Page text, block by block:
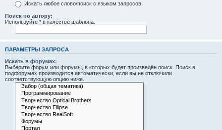
Искать любое слово/поиск с языком запросов
Поиск по автору:
Используйте * в качестве шаблона.
ПАРАМЕТРЫ ЗАПРОСА
Искать в форумах:
Выберите форум или форумы, в которых будет произведён поиск. Поиск в
подфорумах производится автоматически, если вы не отключили
соответствующую опцию ниже.